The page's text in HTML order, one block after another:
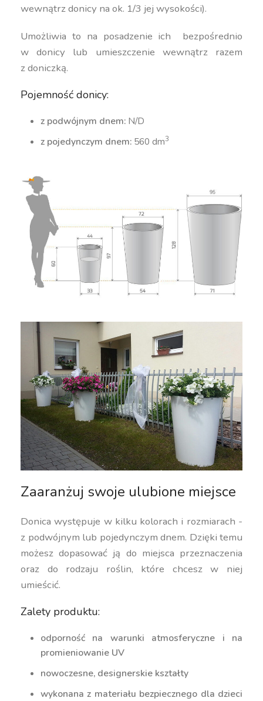
wewnątrz donicy na ok. 1/3 jej wysokości).
Umożliwia to na posadzenie ich bezpośrednio
w donicy lub umieszczenie wewnątrz razem
z doniczką.
Pojemność donicy:
z podwójnym dnem: N/D
z pojedynczym dnem: 560 dm3
Zaaranżuj swoje ulubione miejsce
Donica występuje w kilku kolorach i rozmiarach -
z podwójnym lub pojedynczym dnem. Dzięki temu
możesz dopasować ją do miejsca przeznaczenia
oraz do rodzaju roślin, które chcesz w niej
umieścić.
Zalety produktu:
odporność na warunki atmosferyczne i na
promieniowanie UV
nowoczesne, designerskie kształty
wykonana z materiału bezpiecznego dla dzieci